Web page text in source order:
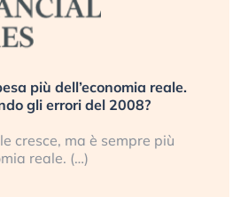
più dell’economia reale.
gli errori del 2008?
cresce, ma è sempre più
reale. (…)